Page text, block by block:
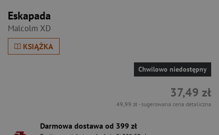
Eskapada
Malcolm XD
KSIĄŻKA
Chwilowo niedostępny
37,49 zł
49,99 zł - sugerowana cena detaliczna
Darmowa dostawa od 399 zł